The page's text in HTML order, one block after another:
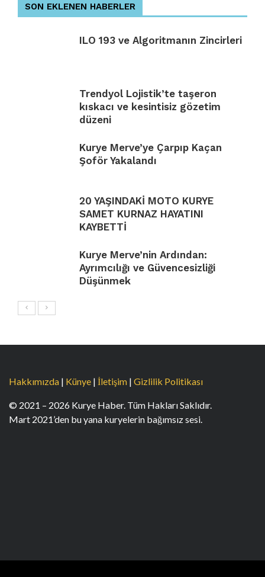
SON EKLENEN HABERLER
ILO 193 ve Algoritmanın Zincirleri
Trendyol Lojistik’te taşeron
kıskacı ve kesintisiz gözetim
düzeni
Kurye Merve’ye Çarpıp Kaçan
Şoför Yakalandı
20 YAŞINDAKİ MOTO KURYE
SAMET KURNAZ HAYATINI
KAYBETTİ
Kurye Merve’nin Ardından:
Ayrımcılığı ve Güvencesizliği
Düşünmek
Hakkımızda | Künye | İletişim | Gizlilik Politikası
© 2021 – 2026 Kurye Haber. Tüm Hakları Saklıdır.
Mart 2021’den bu yana kuryelerin bağımsız sesi.